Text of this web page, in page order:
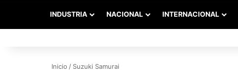
INDUSTRIA NACIONAL INTERNACIONAL
Inicio / Suzuki Samurai